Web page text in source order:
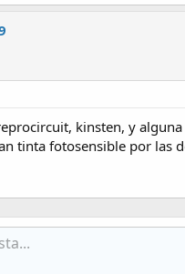
kinsten, y
tinta fotosensible por las